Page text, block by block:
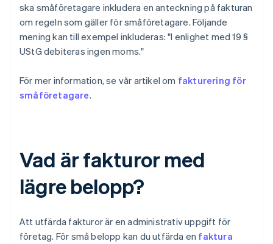
ska småföretagare inkludera en anteckning på fakturan
om regeln som gäller för småföretagare. Följande
mening kan till exempel inkluderas: "I enlighet med 19 §
UStG debiteras ingen moms."
För mer information, se vår artikel om fakturering för
småföretagare.
Vad är fakturor med
lägre belopp?
Att utfärda fakturor är en administrativ uppgift för
företag. För små belopp kan du utfärda en faktura